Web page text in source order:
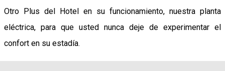
Otro Plus del Hotel en su funcionamiento, nuestra planta
eléctrica, para que usted nunca deje de experimentar el
confort en su estadía.